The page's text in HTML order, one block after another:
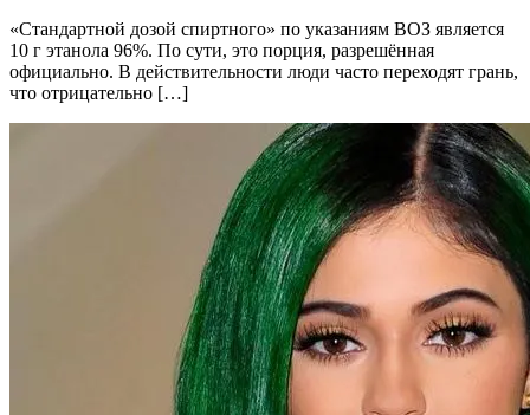
«Стандартной дозой спиртного» по указаниям ВОЗ является
10 г этанола 96%. По сути, это порция, разрешённая
официально. В действительности люди часто переходят грань,
что отрицательно […]